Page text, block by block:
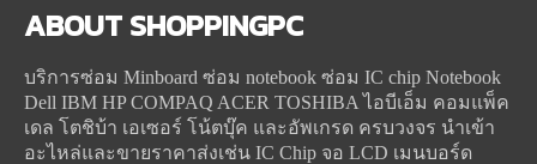
ABOUTSHOPPINGPC
บริการซ่อม Minboard ซ่อม notebook ซ่อม IC chip Notebook
Dell IBM HP COMPAQ ACER TOSHIBA ไอบีเอ็ม คอมแพ็ค
เดล โตชิบ้า เอเซอร์ โน้ตบุ๊ค และอัพเกรด ครบวงจร นำเข้า
อะไหล่และขายราคาส่งเช่น IC Chip จอ LCD เมนบอร์ด